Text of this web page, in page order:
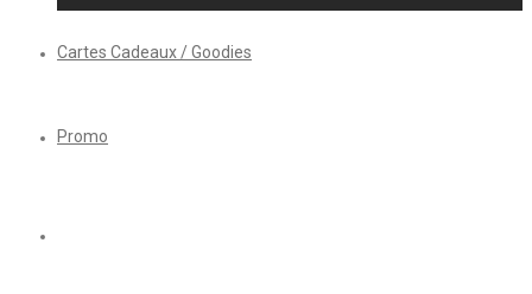
Cartes Cadeaux / Goodies
Promo